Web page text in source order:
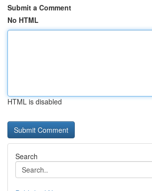
Submit a Comment
No HTML
HTML is disabled
Search